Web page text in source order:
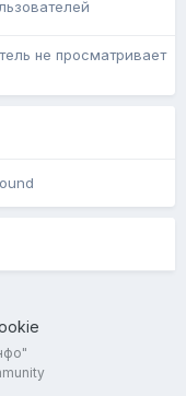
не просматривает